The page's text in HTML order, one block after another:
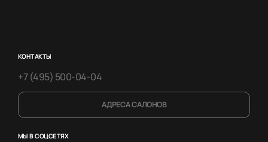
КОНТАКТЫ
+7 (495) 500-04-04
АДРЕСА САЛОНОВ
МЫ В СОЦСЕТЯХ